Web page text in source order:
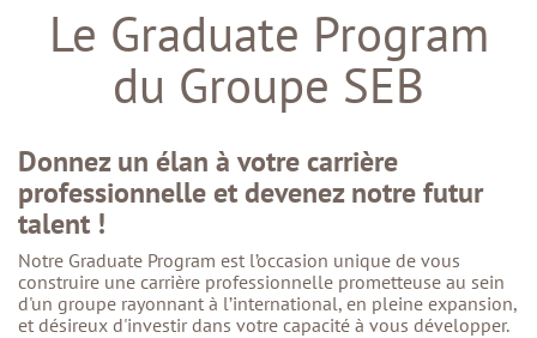
Le Graduate Program
du Groupe SEB
Donnez un élan à votre carrière
professionnelle et devenez notre futur
talent !
Notre Graduate Program est l’occasion unique de vous
construire une carrière professionnelle prometteuse au sein
d'un groupe rayonnant à l’international, en pleine expansion,
et désireux d'investir dans votre capacité à vous développer.